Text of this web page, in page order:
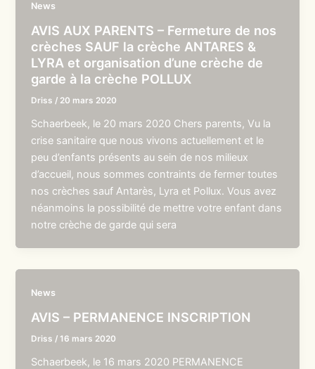
News
AVIS AUX PARENTS – Fermeture de nos
crèches SAUF la crèche ANTARES &
LYRA et organisation d’une crèche de
garde à la crèche POLLUX
Driss / 20 mars 2020
Schaerbeek, le 20 mars 2020 Chers parents, Vu la
crise sanitaire que nous vivons actuellement et le
peu d’enfants présents au sein de nos milieux
d’accueil, nous sommes contraints de fermer toutes
nos crèches sauf Antarès, Lyra et Pollux. Vous avez
néanmoins la possibilité de mettre votre enfant dans
notre crèche de garde qui sera
News
AVIS – PERMANENCE INSCRIPTION
Driss /16 mars 2020
Schaerbeek, le 16 mars 2020 PERMANENCE